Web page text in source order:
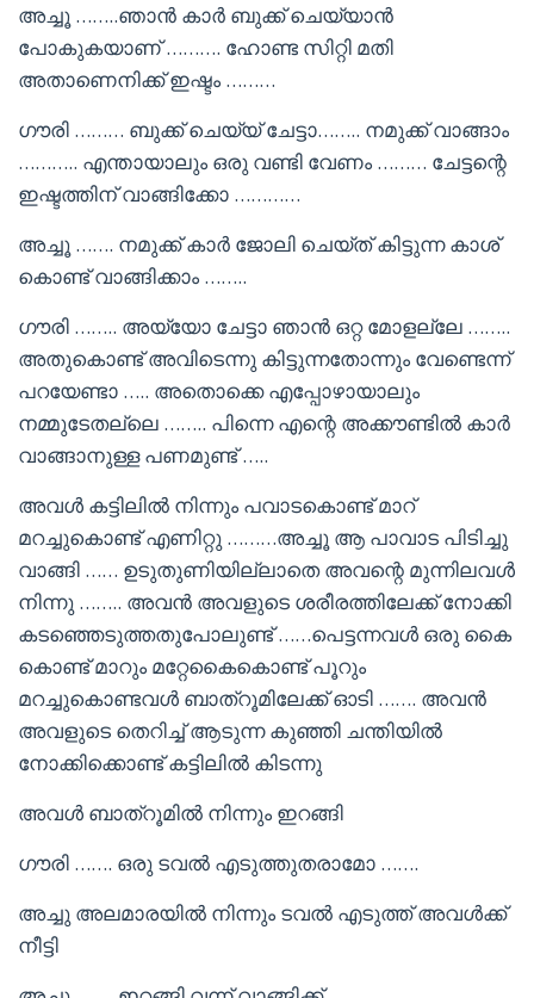
അച്ചൂ ……..ഞാൻ കാർ ബുക്ക് ചെയ്യാൻ
പോകുകയാണ് ………. ഹോണ്ട സിറ്റി മതി
അതാണെനിക്ക് ഇഷ്ടം ………
ഗൗരി ……… ബുക്ക് ചെയ്യ് ചേട്ടാ…….. നമുക്ക് വാങ്ങാം
……….. എന്തായാലും ഒരു വണ്ടി വേണം ……… ചേട്ടന്റെ
ഇഷ്ടത്തിന് വാങ്ങിക്കോ …………
അച്ചൂ ……. നമുക്ക് കാർ ജോലി ചെയ്ത് കിട്ടുന്ന കാശ്
കൊണ്ട് വാങ്ങിക്കാം ……..
ഗൗരി …….. അയ്യോ ചേട്ടാ ഞാൻ ഒറ്റ മോളല്ലേ ……..
അതുകൊണ്ട് അവിടെന്നു കിട്ടുന്നതോന്നും വേണ്ടെന്ന്
പറയേണ്ടാ ….. അതൊക്കെ എപ്പോഴായാലും
നമ്മുടേതല്ലെ …….. പിന്നെ എന്റെ അക്കൗണ്ടിൽ കാർ
വാങ്ങാനുള്ള പണമുണ്ട് …..
അവൾ കട്ടിലിൽ നിന്നും പവാടകൊണ്ട് മാറ്
മറച്ചുകൊണ്ട് എണിറ്റു ………അച്ചൂ ആ പാവാട പിടിച്ചു
വാങ്ങി …… ഉടുതുണിയില്ലാതെ അവന്റെ മുന്നിലവൾ
നിന്നു …….. അവൻ അവളുടെ ശരീരത്തിലേക്ക് നോക്കി
കടഞ്ഞെടുത്തതുപോലുണ്ട് ……പെട്ടന്നവൾ ഒരു കൈ
കൊണ്ട് മാറും മറ്റേകൈകൊണ്ട് പൂറും
മറച്ചുകൊണ്ടവൾ ബാത്റൂമിലേക്ക് ഓടി ……. അവൻ
അവളുടെ തെറിച്ച് ആടുന്ന കുഞ്ഞി ചന്തിയിൽ
നോക്കിക്കൊണ്ട് കട്ടിലിൽ കിടന്നു
അവൾ ബാത്‌റൂമിൽ നിന്നും ഇറങ്ങി
ഗൗരി ……. ഒരു ടവൽ എടുത്തുതരാമോ …….
അച്ചു അലമാരയിൽ നിന്നും ടവൽ എടുത്ത് അവൾക്ക്
നീട്ടി